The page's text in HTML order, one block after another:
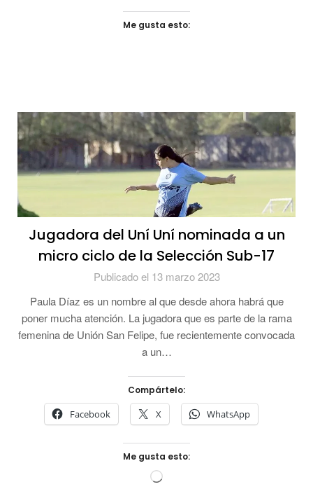
Me gusta esto:
Jugadora del Uní Uní nominada a un
micro ciclo de la Selección Sub-17
Publicado el 13 marzo 2023
Paula Díaz es un nombre al que desde ahora habrá que
poner mucha atención. La jugadora que es parte de la rama
femenina de Unión San Felipe, fue recientemente convocada
a un…
Compártelo:
Facebook X WhatsApp
Me gusta esto:
Cargando...